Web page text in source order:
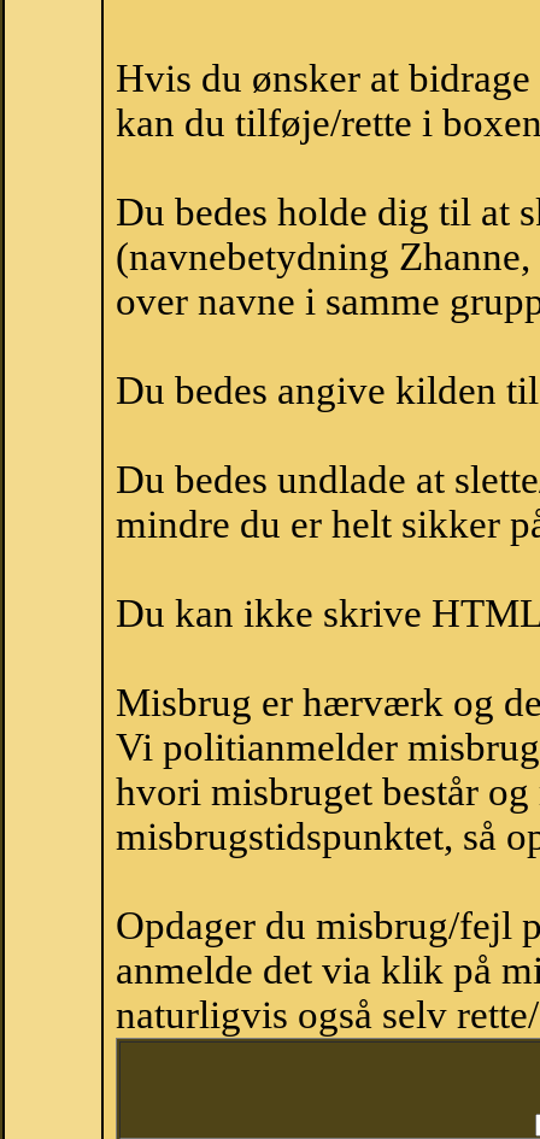
Hvis du ønsker at
kan du tilføje/rette i
Du bedes holde dig til at
(navnebetydning
over navne i samme
Du bedes angive kilden
Du bedes undlade at
mindre du er helt sikker
Du kan ikke skrive
Misbrug er hærværk og
Vi politianmelder
hvori misbruget består
misbrugstidspunktet, så
Opdager du misbrug/fejl
anmelde det via klik på
naturligvis også selv